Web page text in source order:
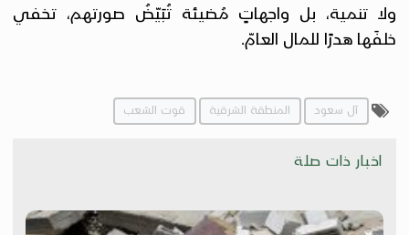
ولا تنمية، بل واجهاتٍ مُضيئة تُبَيّضُ صورتهم، تخفي
خلفَها هدرًا للمال العامّ.
آل سعود المنطقة الشرقية قوت الشعب
اخبار ذات صلة